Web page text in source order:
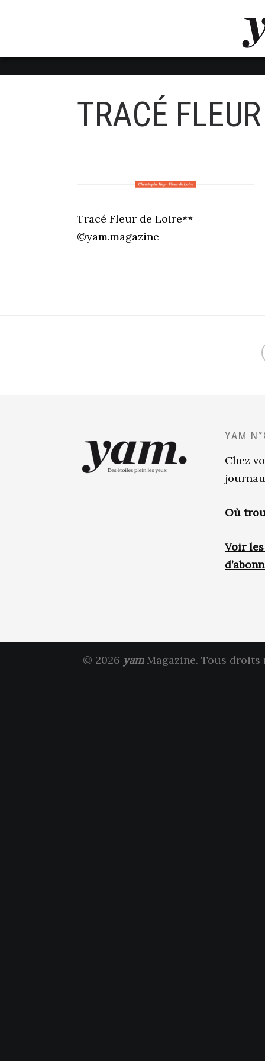
TRACÉ
Tracé Fleur de Loire**
©yam.magazine
YAM
Chez
Où
Voir
© 2026 yamMagazine. Tous droits